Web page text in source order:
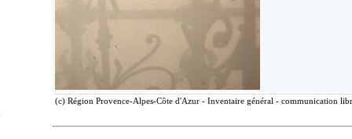
(c) Région Provence-Alpes-Côte d'Azur - Inventaire général - communication